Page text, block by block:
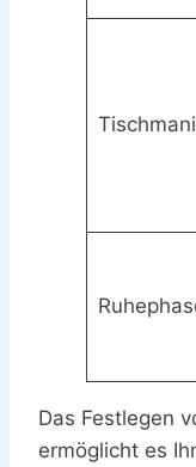
Das Festlegen
ermöglicht es